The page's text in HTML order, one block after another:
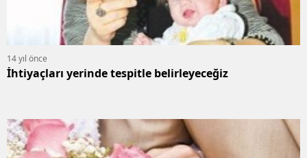
14 yıl önce
İhtiyaçları yerinde tespitle belirleyeceğiz